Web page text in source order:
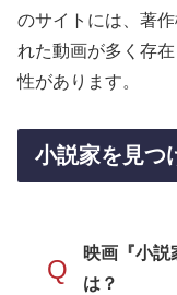
のサイトには、著
れた動画が多く存
性があります。
小説家を見つ
Q
映画『小説
は？